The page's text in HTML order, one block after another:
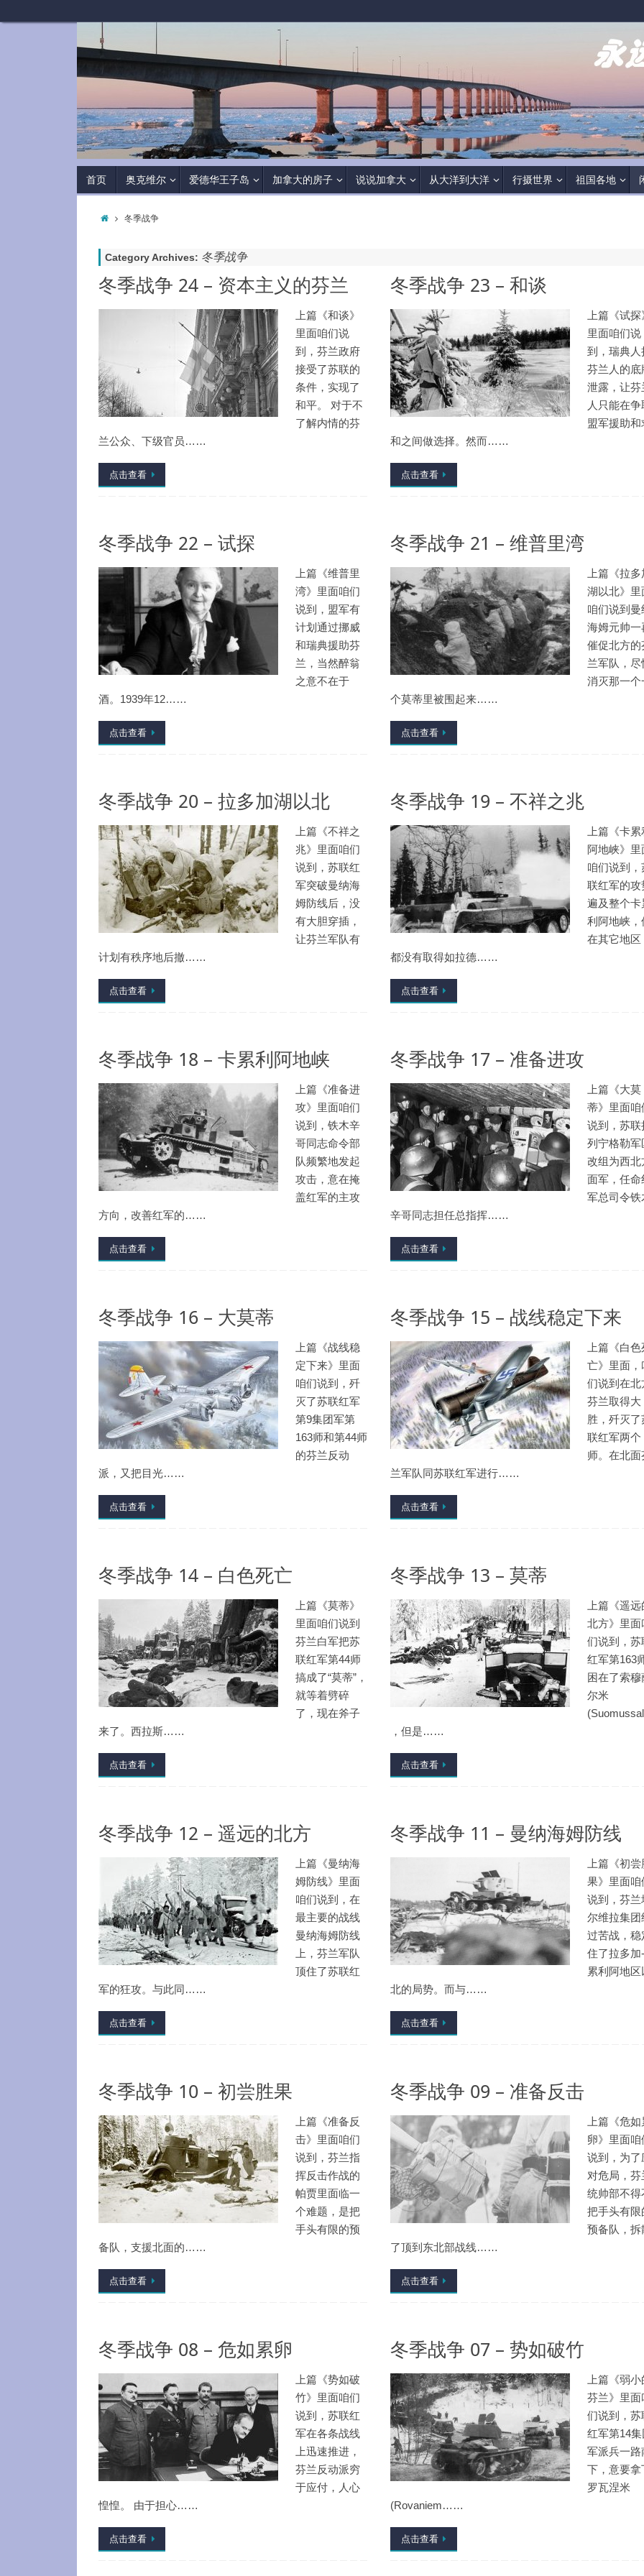
首页 奥克维尔 爱德华王子岛 加拿大的房子 说说加拿大 从大洋到大洋 行摄世界 祖国各地
冬季战争
Category Archives: 冬季战争
冬季战争 24 – 资本主义的芬兰
上篇《和谈》
里面咱们说
到，芬兰政府
接受了苏联的
条件，实现了
和平。 对于不
了解内情的芬
兰公众、下级官员……
点击查看
冬季战争 23 – 和谈
上篇《试探
里面咱们说
到，瑞典人
芬兰人的底
泄露，让芬
人只能在争
盟军援助和
和之间做选择。然而……
点击查看
冬季战争 22 – 试探
上篇《维普里
湾》里面咱们
说到，盟军有
计划通过挪威
和瑞典援助芬
兰，当然醉翁
之意不在于
酒。1939年12……
点击查看
冬季战争 21 – 维普里湾
上篇《拉多
湖以北》里
咱们说到曼
海姆元帅一
催促北方的
兰军队，尽
消灭那一个
个莫蒂里被围起来……
点击查看
冬季战争 20 – 拉多加湖以北
上篇《不祥之
兆》里面咱们
说到，苏联红
军突破曼纳海
姆防线后，没
有大胆穿插，
让芬兰军队有
计划有秩序地后撤……
点击查看
冬季战争 19 – 不祥之兆
上篇《卡累
阿地峡》里
咱们说到，
联红军的攻
遍及整个卡
利阿地峡，
在其它地区
都没有取得如拉德……
点击查看
冬季战争 18 – 卡累利阿地峡
上篇《准备进
攻》里面咱们
说到，铁木辛
哥同志命令部
队频繁地发起
攻击，意在掩
盖红军的主攻
方向，改善红军的……
点击查看
冬季战争 17 – 准备进攻
上篇《大莫
蒂》里面咱
说到，苏联
列宁格勒军
改组为西北
面军，任命
军总司令铁
辛哥同志担任总指挥……
点击查看
冬季战争 16 – 大莫蒂
上篇《战线稳
定下来》里面
咱们说到，歼
灭了苏联红军
第9集团军第
163师和第44师
的芬兰反动
派，又把目光……
点击查看
冬季战争 15 – 战线稳定下来
上篇《白色
亡》里面，
们说到在北
芬兰取得大
胜，歼灭了
联红军两个
师。在北面
兰军队同苏联红军进行……
点击查看
冬季战争 14 – 白色死亡
上篇《莫蒂》
里面咱们说到
芬兰白军把苏
联红军第44师
搞成了“莫蒂”，
就等着劈碎
了，现在斧子
来了。西拉斯……
点击查看
冬季战争 13 – 莫蒂
上篇《遥远
北方》里面
们说到，苏
红军第163
困在了索穆
尔米
，但是……
点击查看
冬季战争 12 – 遥远的北方
上篇《曼纳海
姆防线》里面
咱们说到，在
最主要的战线
曼纳海姆防线
上，芬兰军队
顶住了苏联红
军的狂攻。与此同……
点击查看
冬季战争 11 – 曼纳海姆防线
上篇《初尝
果》里面咱
说到，芬兰
尔维拉集团
过苦战，稳
住了拉多加
累利阿地区
北的局势。而与……
点击查看
冬季战争 10 – 初尝胜果
上篇《准备反
击》里面咱们
说到，芬兰指
挥反击作战的
帕贾里面临一
个难题，是把
手头有限的预
备队，支援北面的……
点击查看
冬季战争 09 – 准备反击
上篇《危如
卵》里面咱
说到，为了
对危局，芬
统帅部不得
把手头有限
预备队，拆
了顶到东北部战线……
点击查看
冬季战争 08 – 危如累卵
上篇《势如破
竹》里面咱们
说到，苏联红
军在各条战线
上迅速推进，
芬兰反动派穷
于应付，人心
惶惶。 由于担心……
点击查看
冬季战争 07 – 势如破竹
上篇《弱小
芬兰》里面
们说到，苏
红军第14集
军派兵一路
下，意要拿
罗瓦涅米
(Rovaniem……
点击查看